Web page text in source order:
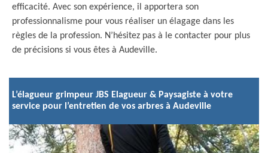
efficacité. Avec son expérience, il apportera son
professionnalisme pour vous réaliser un élagage dans les
règles de la profession. N’hésitez pas à le contacter pour plus
de précisions si vous êtes à Audeville.
L’élagueur grimpeur JBS Elagueur & Paysagiste à votre
service pour l’entretien de vos arbres à Audeville